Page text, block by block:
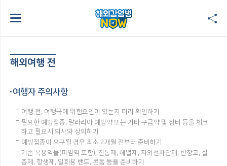
해외여행 전
여행자 주의사항
여행 전, 여행국에 위험요인이 있는지 미리 확인하기
필요한 예방접종, 말라리아 예방약 또는 기타 구급약 및 장비 등을 체크
하고 필요시 의사와 상의하기
예방접종이 요구될 경우 최소 2개월 전부터 준비하기
기존 복용약물(피임약 포함), 진통제, 해열제, 자외선차단제, 반창고, 살
충제, 항생제, 일회용 밴드, 콘돔 등을 준비하기